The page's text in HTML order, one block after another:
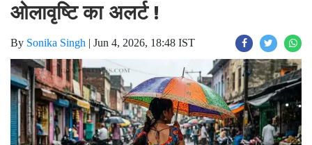
ओलावृष्टि का अलर्ट !
By Sonika Singh | Jun 4, 2026, 18:48 IST